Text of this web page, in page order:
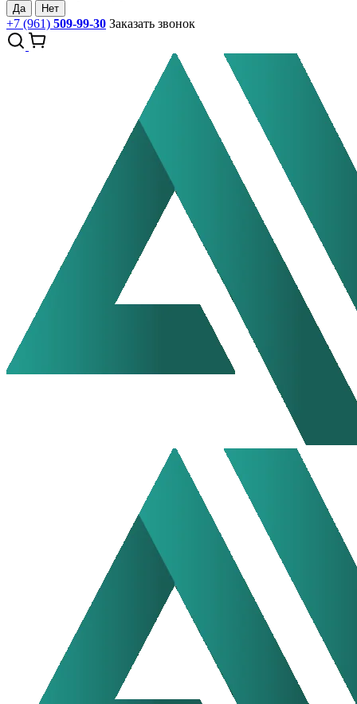
Да Нет
+7 (961) 509-99-30 Заказать звонок